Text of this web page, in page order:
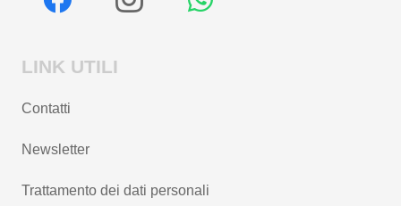
LINK UTILI
Contatti
Newsletter
Trattamento dei dati personali